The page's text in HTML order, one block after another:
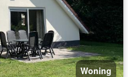
Woning